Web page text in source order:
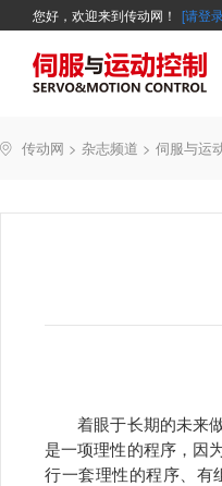
您好，欢迎来到传动网！ [请登
产业活动
企业管理
智能制造
技
传动网 > 杂志频道 > 伺服与运
着眼于长期的未来做
是一项理性的程序，因
行一套理性的程序、有